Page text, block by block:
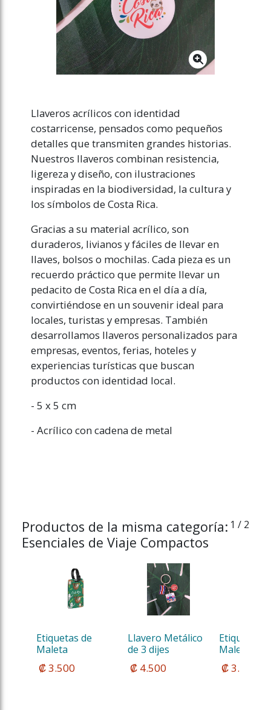
Llaveros acrílicos con identidad
costarricense, pensados como pequeños
detalles que transmiten grandes historias.
Nuestros llaveros combinan resistencia,
ligereza y diseño, con ilustraciones
inspiradas en la biodiversidad, la cultura y
los símbolos de Costa Rica.
Gracias a su material acrílico, son
duraderos, livianos y fáciles de llevar en
llaves, bolsos o mochilas. Cada pieza es un
recuerdo práctico que permite llevar un
pedacito de Costa Rica en el día a día,
convirtiéndose en un souvenir ideal para
locales, turistas y empresas. También
desarrollamos llaveros personalizados para
empresas, eventos, ferias, hoteles y
experiencias turísticas que buscan
productos con identidad local.
- 5 x 5 cm
- Acrílico con cadena de metal
Productos de la misma categoría:
Esenciales de Viaje Compactos
1 / 2
Etiquetas de
Maleta
₡ 3.500
Llavero Metálico
de 3 dijes
₡ 4.500
Etiquetas
Maleta con
₡ 3.500